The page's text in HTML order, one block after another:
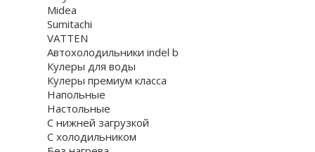
Midea
Sumitachi
VATTEN
Автохолодильники indel b
Кулеры для воды
Кулеры премиум класса
Напольные
Настольные
С нижней загрузкой
С холодильником